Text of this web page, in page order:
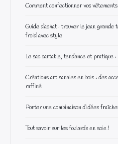
Comment confectionner vos
Guide d’achat : trouver le jean
froid avec style
Le sac cartable, tendance et pratique
Créations artisanales en bois : des
raffiné
Porter une combinaison d’idées
Tout savoir sur les foulards en soie !